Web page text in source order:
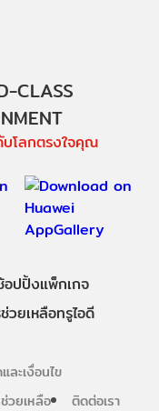
CLASS
บโลกตรงใจคุณ
อปปิ้งแพ็กเกจ
วยเหลือทรูไอดี
ละเงื่อนไข
วยเหลือ ติดต่อเรา